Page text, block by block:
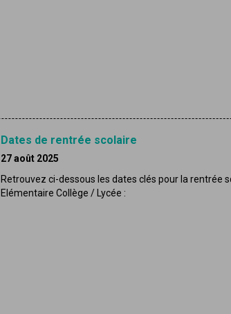
Dates de rentrée scolaire
27 août 2025
Retrouvez ci-dessous les dates clés pour la rentrée
Elémentaire Collège / Lycée :